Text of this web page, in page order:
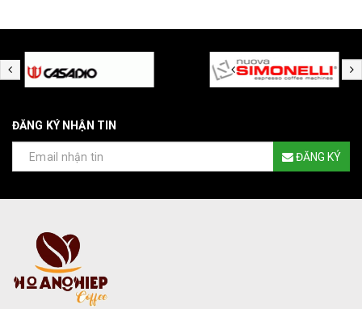
ĐĂNG KÝ NHẬN TIN
ĐĂNG KÝ